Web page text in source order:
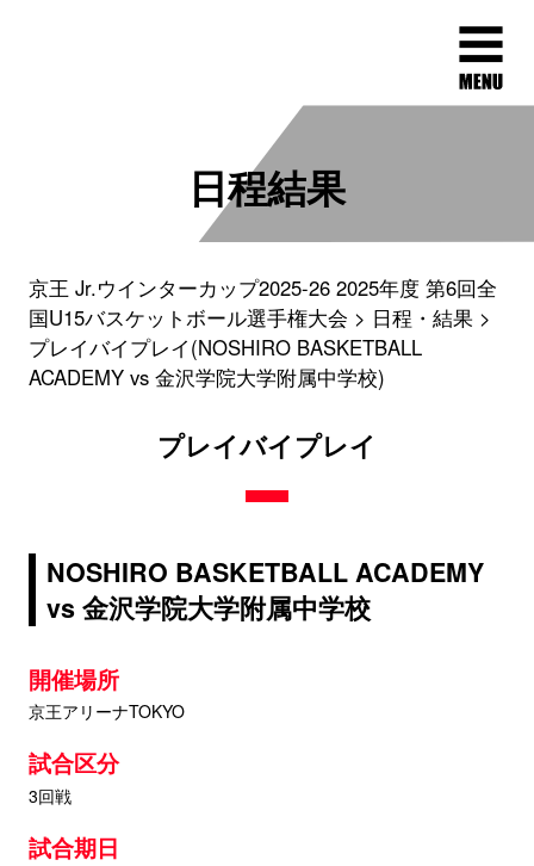
日程結果
京王 Jr.ウインターカップ2025-26 2025年度 第6回全
国U15バスケットボール選手権大会
日程・結果
プレイバイプレイ(NOSHIRO BASKETBALL
ACADEMY vs 金沢学院大学附属中学校)
プレイバイプレイ
NOSHIRO BASKETBALL ACADEMY
vs 金沢学院大学附属中学校
開催場所
京王アリーナTOKYO
試合区分
3回戦
試合期日